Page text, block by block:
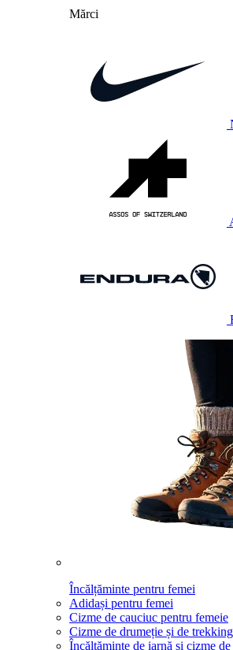
Mărci
Încălțăminte pentru femei
Adidași pentru femei
Cizme de cauciuc pentru femeie
Cizme de drumeție și de
Încălțăminte de iarnă și cizme